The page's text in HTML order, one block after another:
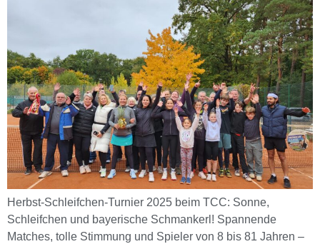
Herbst-Schleifchen-Turnier 2025 beim TCC: Sonne,
Schleifchen und bayerische Schmankerl! Spannende
Matches, tolle Stimmung und Spieler von 8 bis 81 Jahren –